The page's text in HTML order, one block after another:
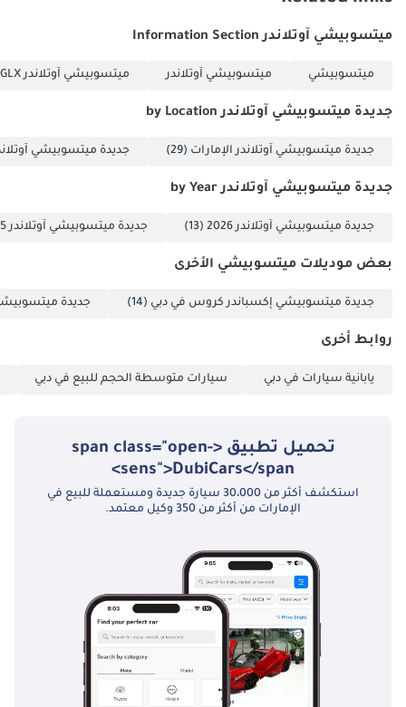
ميتسوبيشي آوتلاندر Information Section
ميتسوبيشي ميتسوبيشي آوتلاندر ميتسوبيشي آوتلاندر 2.5L GLX خط متوسط
جديدة ميتسوبيشي آوتلاندر by Location
جديدة ميتسوبيشي آوتلاندر الإمارات (29) جديدة ميتسوبيشي
جديدة ميتسوبيشي آوتلاندر by Year
جديدة ميتسوبيشي آوتلاندر 2026 (13) جديدة ميتسوبيشي آوتلاندر 2025
بعض موديلات ميتسوبيشي الأخرى
جديدة ميتسوبيشي إكسباندر كروس في دبي (14) جديدة
روابط أخرى
يابانية سيارات في دبي سيارات متوسطة الحجم للبيع في دبي
تحميل تطبيق <span class="open-
sens">DubiCars</span>
استكشف أكثر من 30،000 سيارة جديدة ومستعملة للبيع في
الإمارات من أكثر من 350 وكيل معتمد.